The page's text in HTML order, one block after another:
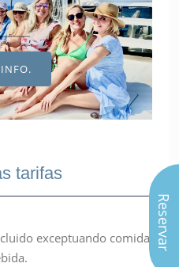
tarifas
exceptuando comida Reservar